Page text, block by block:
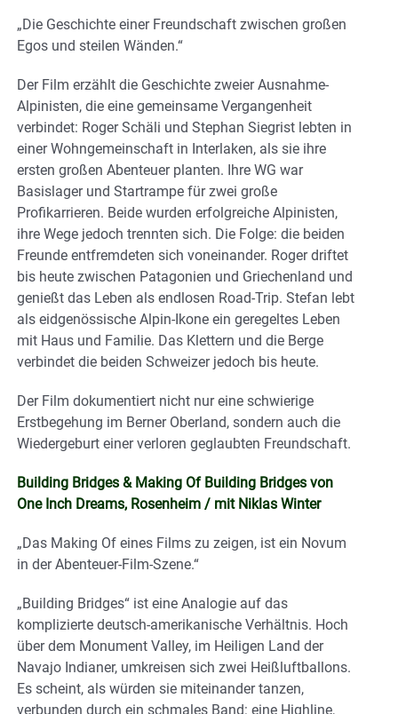
„Die Geschichte einer Freundschaft zwischen großen
Egos und steilen Wänden.“
Der Film erzählt die Geschichte zweier Ausnahme-
Alpinisten, die eine gemeinsame Vergangenheit
verbindet: Roger Schäli und Stephan Siegrist lebten in
einer Wohngemeinschaft in Interlaken, als sie ihre
ersten großen Abenteuer planten. Ihre WG war
Basislager und Startrampe für zwei große
Profikarrieren. Beide wurden erfolgreiche Alpinisten,
ihre Wege jedoch trennten sich. Die Folge: die beiden
Freunde entfremdeten sich voneinander. Roger driftet
bis heute zwischen Patagonien und Griechenland und
genießt das Leben als endlosen Road-Trip. Stefan lebt
als eidgenössische Alpin-Ikone ein geregeltes Leben
mit Haus und Familie. Das Klettern und die Berge
verbindet die beiden Schweizer jedoch bis heute.
Der Film dokumentiert nicht nur eine schwierige
Erstbegehung im Berner Oberland, sondern auch die
Wiedergeburt einer verloren geglaubten Freundschaft.
Building Bridges & Making Of Building Bridges von
One Inch Dreams, Rosenheim / mit Niklas Winter
„Das Making Of eines Films zu zeigen, ist ein Novum
in der Abenteuer-Film-Szene.“
„Building Bridges“ ist eine Analogie auf das
komplizierte deutsch-amerikanische Verhältnis. Hoch
über dem Monument Valley, im Heiligen Land der
Navajo Indianer, umkreisen sich zwei Heißluftballons.
Es scheint, als würden sie miteinander tanzen,
verbunden durch ein schmales Band: eine Highline,